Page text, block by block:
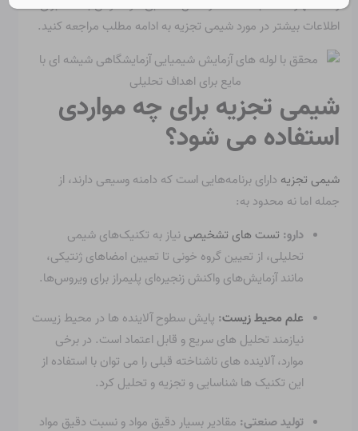
رشته مهارت کسب کنند تا در شغل انتخابی خود موفق باشند. برای
اطلاعات بیشتر در مورد شیمی تجزیه به ادامه مطلب مراجعه کنید.
شیمی تجزیه برای چه مواردی
استفاده می شود؟
شیمی تجزیه دارای برنامه‌هایی است که دامنه وسیعی دارند، از
جمله اما نه محدود به:
دارو: تست های تشخیصی نیاز به تکنیک‌های شیمی
تحلیلی، از تعیین گروه خونی تا تعیین امضاهای ژنتیکی،
مانند آزمایش‌های واکنش زنجیره‌ای پلیمراز برای ویروس‌ها.
علم محیط زیست: پایش سطوح آلاینده ها در محیط زیست
نیازمند تحلیل های سریع و قابل اعتماد است. در برخی
موارد، آلاینده های ناشناخته قبلی را می توان با استفاده از
این تکنیک ها شناسایی و تجزیه و تحلیل کرد.
تولید صنعتی: مقادیر بسیار دقیق مواد و نسبت دقیق مواد